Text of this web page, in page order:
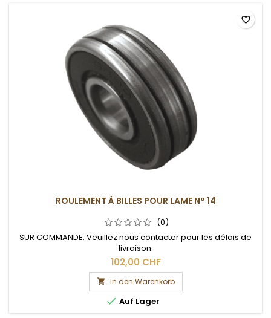
ROULEMENT À BILLES POUR LAME N° 14
(0)
SUR COMMANDE. Veuillez nous contacter pour les délais de
livraison.
102,00 CHF
 In den Warenkorb
 Auf Lager
favorite_border